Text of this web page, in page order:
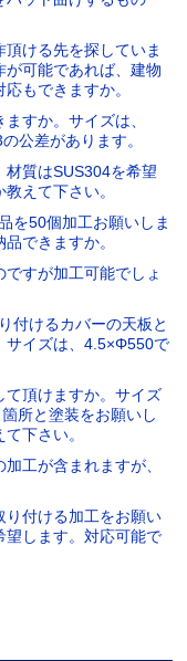
ける先を探していま
可能であれば、建物
もできますか。
すか。サイズは、
公差があります。
材質はSUS304を希望
えて下さい。
を50個加工お願いしま
できますか。
すが加工可能でしょ
付けるカバーの天板と
サイズは、4.5×Φ550で
て頂けますか。サイズ
所と塗装をお願いし
下さい。
工が含まれますが、
り付ける加工をお願い
望します。対応可能で